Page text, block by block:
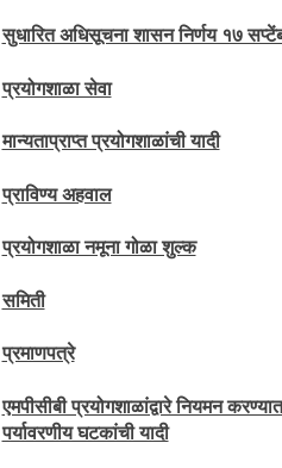
सुधारित अधिसूचना शासन निर्णय १७
प्रयोगशाळा सेवा
मान्यताप्राप्त प्रयोगशाळांची यादी
प्राविण्य अहवाल
प्रयोगशाळा नमूना गोळा शुल्क
समिती
प्रमाणपत्रे
एमपीसीबी प्रयोगशाळांद्वारे नियमन
पर्यावरणीय घटकांची यादी